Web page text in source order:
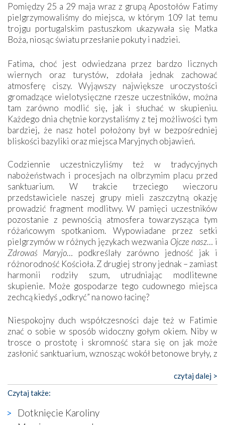
Pomiędzy 25 a 29 maja wraz z grupą Apostołów Fatimy
pielgrzymowaliśmy do miejsca, w którym 109 lat temu
trojgu portugalskim pastuszkom ukazywała się Matka
Boża, niosąc światu przesłanie pokuty i nadziei.
Fatima, choć jest odwiedzana przez bardzo licznych
wiernych oraz turystów, zdołała jednak zachować
atmosferę ciszy. Wyjąwszy największe uroczystości
gromadzące wielotysięczne rzesze uczestników, można
tam zarówno modlić się, jak i słuchać w skupieniu.
Każdego dnia chętnie korzystaliśmy z tej możliwości tym
bardziej, że nasz hotel położony był w bezpośredniej
bliskości bazyliki oraz miejsca Maryjnych objawień.
Codziennie uczestniczyliśmy też w tradycyjnych
nabożeństwach i procesjach na olbrzymim placu przed
sanktuarium. W trakcie trzeciego wieczoru
przedstawiciele naszej grupy mieli zaszczytną okazję
prowadzić fragment modlitwy. W pamięci uczestników
pozostanie z pewnością atmosfera towarzysząca tym
różańcowym spotkaniom. Wypowiadane przez setki
pielgrzymów w różnych językach wezwania Ojcze nasz… i
Zdrowaś Maryjo… podkreślały zarówno jedność jak i
różnorodność Kościoła. Z drugiej strony jednak – zamiast
harmonii rodziły szum, utrudniając modlitewne
skupienie. Może gospodarze tego cudownego miejsca
zechcą kiedyś „odkryć” na nowo łacinę?
Niespokojny duch współczesności daje też w Fatimie
znać o sobie w sposób widoczny gołym okiem. Niby w
trosce o prostotę i skromność stara się on jak może
zasłonić sanktuarium, wznosząc wokół betonowe bryły, z
katolickiego kultu. Tylko co wspólnego z żywą,
autentyczną wiarą mogą mieć płaskie, szare bunkry albo
kaplice, w których Tabernakulum przypomina bardziej
skrzynkę na narzędzia? Albo co powiedzieć o ustawionym
tuż przy nowej bazylice wielkim krzyżu, na którym
czytaj dalej >
Czytaj także:
Dotknięcie Karoliny